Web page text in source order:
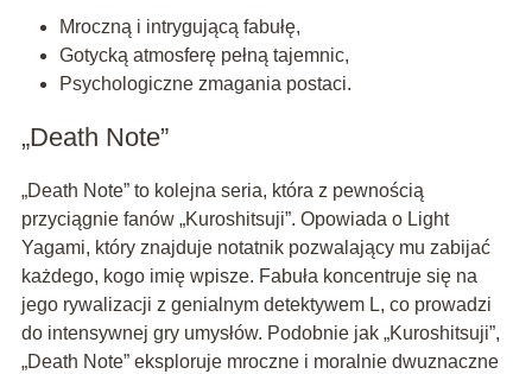
Mroczną i intrygującą fabułę,
Gotycką atmosferę pełną tajemnic,
Psychologiczne zmagania postaci.
„Death Note”
„Death Note” to kolejna seria, która z pewnością
przyciągnie fanów „Kuroshitsuji”. Opowiada o Light
Yagami, który znajduje notatnik pozwalający mu zabijać
każdego, kogo imię wpisze. Fabuła koncentruje się na
jego rywalizacji z genialnym detektywem L, co prowadzi
do intensywnej gry umysłów. Podobnie jak „Kuroshitsuji”,
„Death Note” eksploruje mroczne i moralnie dwuznaczne